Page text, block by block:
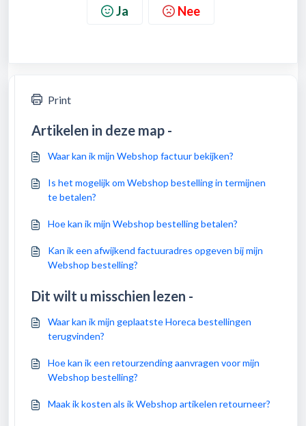
Ja Nee
Print
Artikelen in deze map -
Waar kan ik mijn Webshop factuur bekijken?
Is het mogelijk om Webshop bestelling in termijnen
te betalen?
Hoe kan ik mijn Webshop bestelling betalen?
Kan ik een afwijkend factuuradres opgeven bij mijn
Webshop bestelling?
Dit wilt u misschien lezen -
Waar kan ik mijn geplaatste Horeca bestellingen
terugvinden?
Hoe kan ik een retourzending aanvragen voor mijn
Webshop bestelling?
Maak ik kosten als ik Webshop artikelen retourneer?